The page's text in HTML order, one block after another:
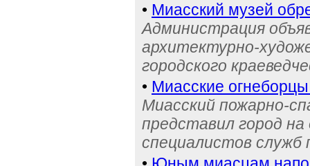
• Миасский музей
Администрация
архитектурно-
городского
• Миасские
Миасский пожарно-
представил город
специалистов